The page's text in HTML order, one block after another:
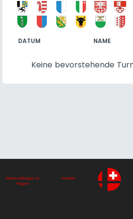
DATUM NAME
Keine bevorstehende
Rückmeldungen &
Fragen
Kontakt